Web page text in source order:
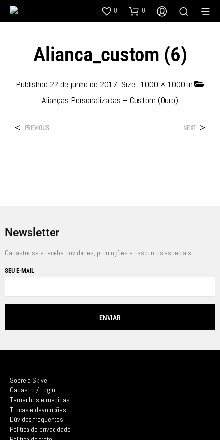
0 0
Alianca_custom (6)
Published 22 de junho de 2017. Size: 1000 × 1000 in
Alianças Personalizadas – Custom (Ouro)
< PREVIOUS NEXT >
Newsletter
Cadastre-se e receba novidades, promoções e descontos especiais.
SEU E-MAIL
Sobre a Skive
Cadastro / Login
Tamanhos e medidas
Trocas e devoluções
Dúvidas frequentes
Política de privacidade